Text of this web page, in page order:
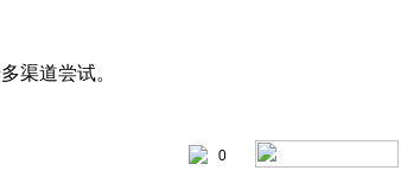
渠道尝试。
0